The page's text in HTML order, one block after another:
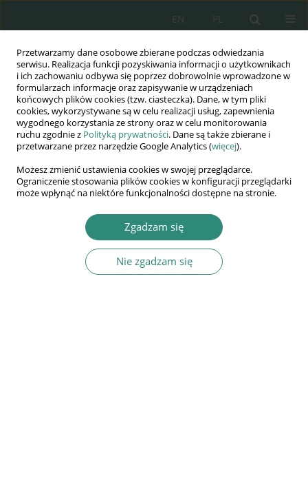
Przetwarzamy dane osobowe zbierane podczas odwiedzania
serwisu. Realizacja funkcji pozyskiwania informacji o użytkownikach
i ich zachowaniu odbywa się poprzez dobrowolnie wprowadzone w
formularzach informacje oraz zapisywanie w urządzeniach
końcowych plików cookies (tzw. ciasteczka). Dane, w tym pliki
cookies, wykorzystywane są w celu realizacji usług, zapewnienia
wygodnego korzystania ze strony oraz w celu monitorowania
ruchu zgodnie z Polityką prywatności. Dane są także zbierane i
przetwarzane przez narzędzie Google Analytics (więcej).
Możesz zmienić ustawienia cookies w swojej przeglądarce.
Ograniczenie stosowania plików cookies w konfiguracji przeglądarki
może wpłynąć na niektóre funkcjonalności dostępne na stronie.
Zgadzam się
Nie zgadzam się
PL
EN
Wydawnictwo
AWSGE
Akademia Nauk Stosowanych
WSGE
im. Alcide De Gasperi
Słowo kluczowebezpieczeństwo
kulturowe